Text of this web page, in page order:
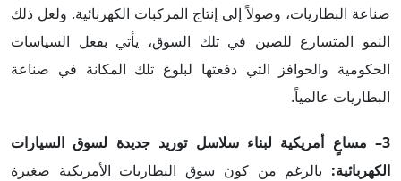
صناعة البطاريات، وصولاً إلى إنتاج المركبات الكهربائية. ولعل ذلك
النمو المتسارع للصين في تلك السوق، يأتي بفعل السياسات
الحكومية والحوافز التي دفعتها لبلوغ تلك المكانة في صناعة
البطاريات عالمياً.
3– مساعٍ أمريكية لبناء سلاسل توريد جديدة لسوق السيارات
الكهربائية: بالرغم من كون سوق البطاريات الأمريكية صغيرة